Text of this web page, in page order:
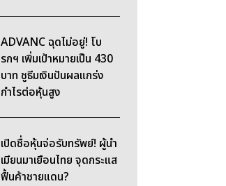
ADVANC ฉุดไม่อยู่! โบ
รกฯ เพิ่มเป้าหมายเป็น 430
บาท ชูธีมเงินปันผลแกร่ง
กำไรต่อหุ้นสูง
เปิดชื่อหุ้นจ่อรับทรัพย์! ผู้นำ
เมียนมาเยือนไทย จุดกระแส
ฟื้นค้าชายแดน?